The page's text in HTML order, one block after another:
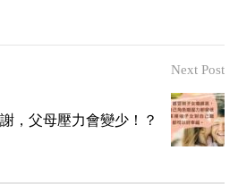
Next Post
，父母壓力會變少！？